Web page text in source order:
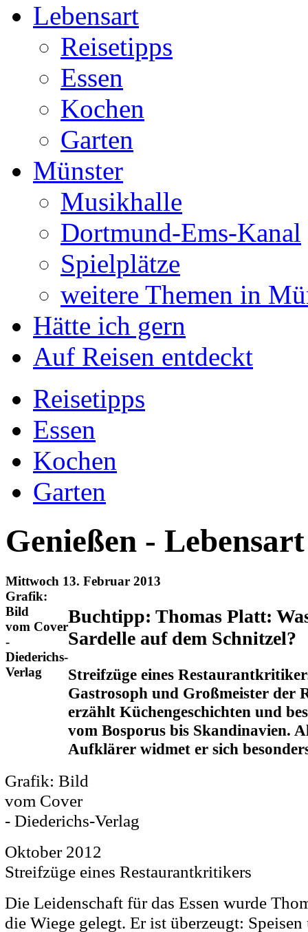
Lebensart
Reisetipps
Essen
Kochen
Garten
Münster
Musikhalle
Dortmund-Ems-Kanal
Spielplätze
weitere Themen in
Hätte ich gern
Auf Reisen entdeckt
Reisetipps
Essen
Kochen
Garten
Genießen -
Mittwoch 13. Februar 2013
Grafik:
Bild
vom Cover
-
Diederichs-
Verlag
Buchtipp: Thomas Platt:
Sardelle auf dem Schnitzel?
Streifzüge eines
Gastrosoph und Großmeister der
erzählt Küchengeschichten und
vom Bosporus bis Skandinavien.
Aufklärer widmet er sich
Grafik: Bild
vom Cover
- Diederichs-Verlag
Oktober 2012
Streifzüge eines Restaurantkritikers
Die Leidenschaft für das Essen wurde
die Wiege gelegt. Er ist überzeugt: